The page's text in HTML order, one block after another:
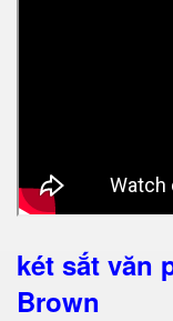
két sắt văn
Brown